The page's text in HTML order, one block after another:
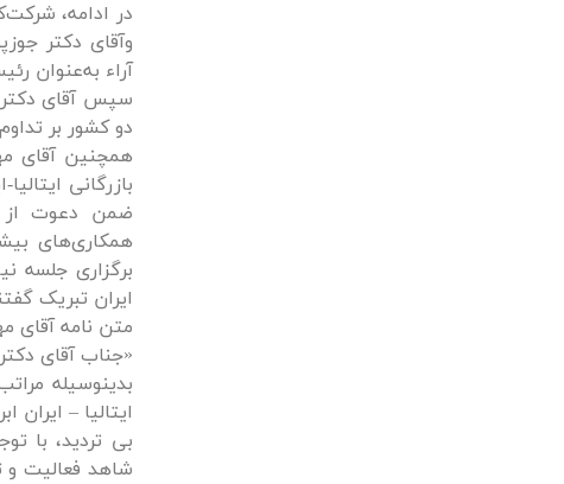
در ادامه،
وآقای دکتر
آراء به‌عنوان رئیس
سپس آقای
دو کشور بر
همچنین آقای
بازرگانی
ضمن دعوت از
همکاری‌های
برگزاری جلسه
ایران تبریک
متن نامه آقای
«جناب آقای
بدینوسیله
ایتالیا – ایران
بی تردید، با
شاهد فعالیت و